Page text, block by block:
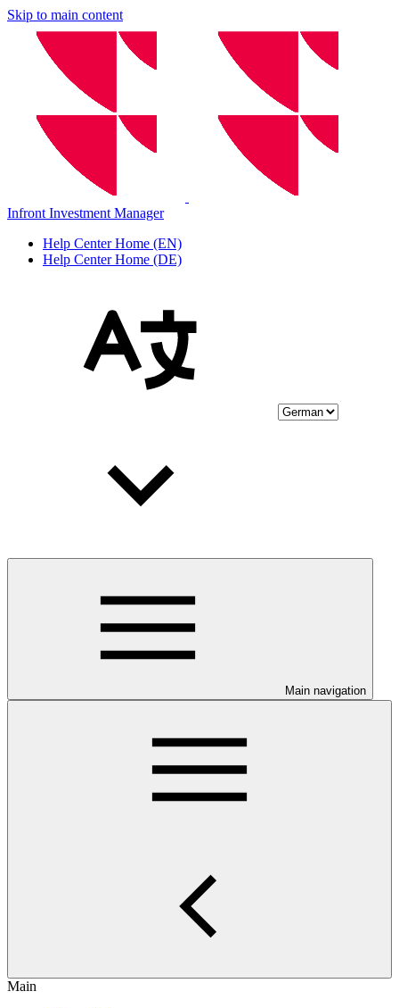
Skip to main content
Infront Investment Manager
Help Center Home (EN)
Help Center Home (DE)
Main navigation
Main